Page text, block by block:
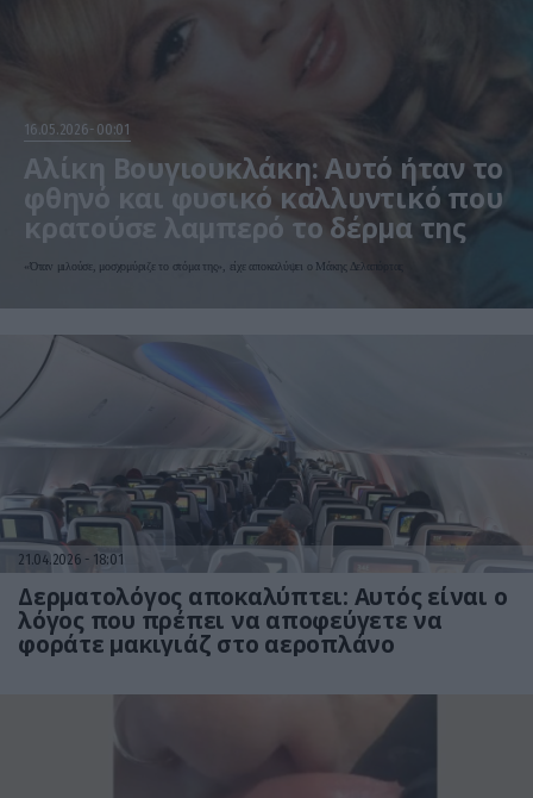
16.05.2026 00:01
Αλίκη Βουγιουκλάκη: Αυτό ήταν το
φθηνό και φυσικό καλλυντικό που
κρατούσε λαμπερό το δέρμα της
«Όταν μιλούσε, μοσχομύριζε το στόμα της», είχε αποκαλύψει ο Μάκης Δελαπόρτας
21.04.2026 18:01
Δερματολόγος αποκαλύπτει: Αυτός είναι ο
λόγος που πρέπει να αποφεύγετε να
φοράτε μακιγιάζ στο αεροπλάνο